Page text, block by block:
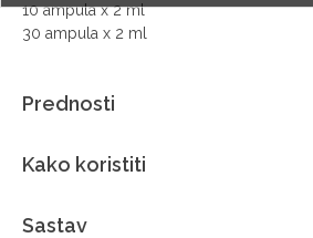
10 ampula x 2 ml
30 ampula x 2 ml
Prednosti
Kako koristiti
Sastav